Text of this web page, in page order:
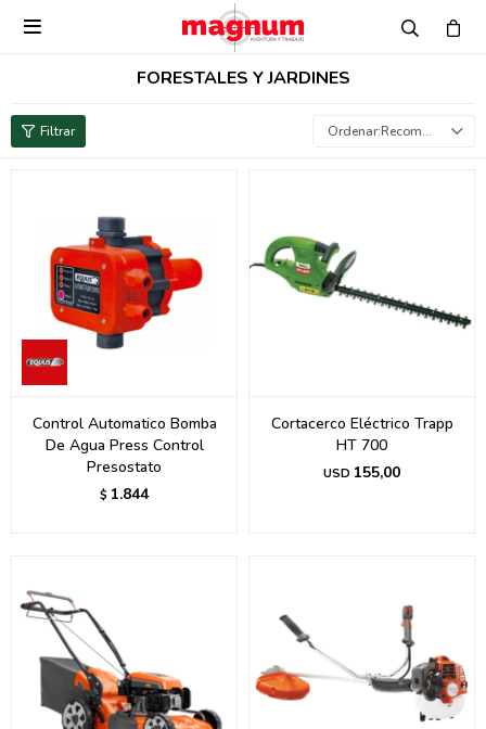

FORESTALES Y JARDINES
Recomendados
Control Automatico Bomba
De Agua Press Control
Presostato
$ 1.844
Cortacerco Eléctrico Trapp
HT 700
USD 155,00